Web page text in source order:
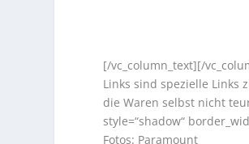
[/vc_column_text][/
Links sind spezielle Links
die Waren selbst nicht
style=“shadow“
Fotos: Paramount